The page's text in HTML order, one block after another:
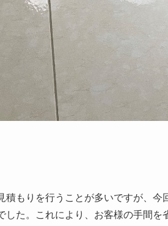
もりを行うことが多いですが、今
した。これにより、お客様の手間